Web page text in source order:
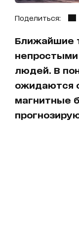
Поделиться:
Ближайшие
людей. В
ожидаются
магнитные